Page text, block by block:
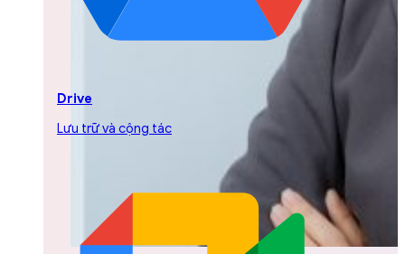
Drive
Lưu trữ và cộng tác